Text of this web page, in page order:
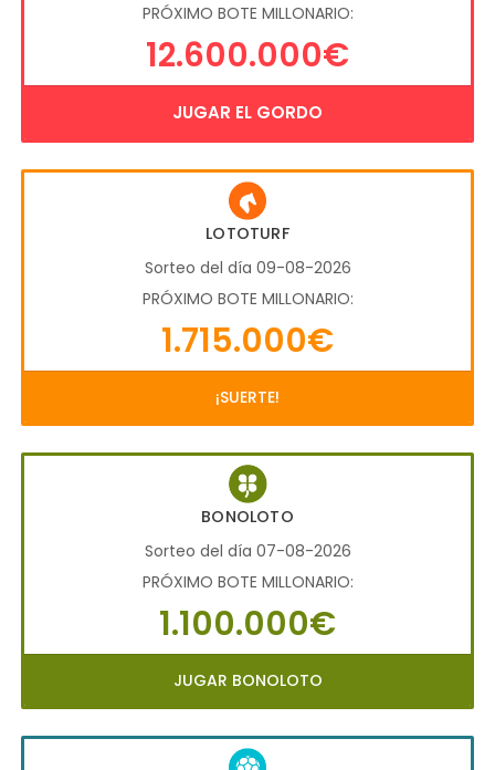
PRÓXIMO BOTE MILLONARIO:
12.600.000€
JUGAR EL GORDO
LOTOTURF
Sorteo del día 09-08-2026
PRÓXIMO BOTE MILLONARIO:
1.715.000€
¡SUERTE!
BONOLOTO
Sorteo del día 07-08-2026
PRÓXIMO BOTE MILLONARIO:
1.100.000€
JUGAR BONOLOTO